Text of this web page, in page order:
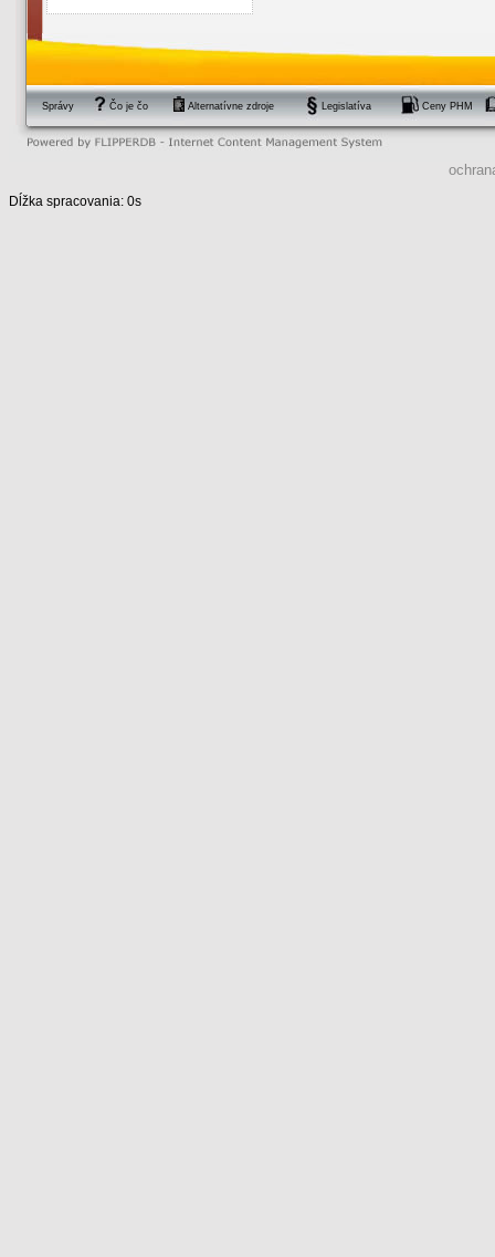
Správy Čo je čo Alternatívne zdroje Legislatíva Ceny PHM
Dĺžka spracovania: 0s